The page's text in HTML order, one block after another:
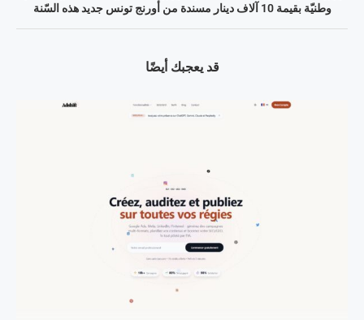
وطنيّة بقيمة 10 آلاف دينار مسندة من أورنج تونس جديد هذه السّنة
قد يعجبك أيضًا